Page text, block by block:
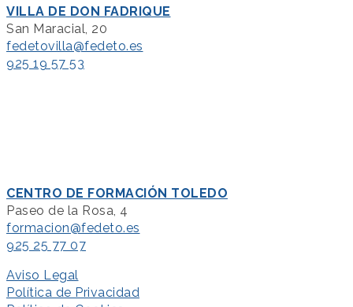
VILLA DE DON FADRIQUE
San Maracial, 20
fedetovilla@fedeto.es
925 19 57 53
CENTRO DE FORMACIÓN TOLEDO
Paseo de la Rosa, 4
formacion@fedeto.es
925 25 77 07
Aviso Legal
Política de Privacidad